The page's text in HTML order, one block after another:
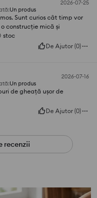
2026-07-25
:Un produs
Sunt curios cât timp vor
construcție mică și
stoc
De Ajutor (0)
2026-07-16
:Un produs
de gheață ușor de
De Ajutor (0)
recenzii